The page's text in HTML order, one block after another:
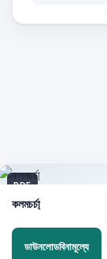
PDF
কলমচর্চা্
ডাউনলোডবিনামূল্যে